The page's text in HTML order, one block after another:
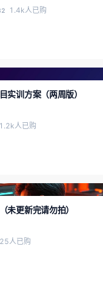
1.4k人已购
实训方案（两周版）
1.2k人已购
未更新完请勿拍）
人已购